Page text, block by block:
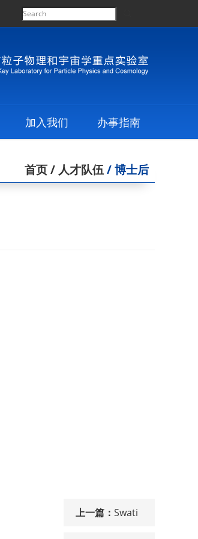
加入我们 办事指南
首页/ 人才队伍/ 博士后
上一篇： Swati